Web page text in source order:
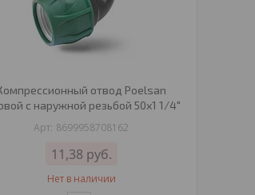
отвод Poelsan
с наружной резьбой 50х1 1/4"
8699958708162
11,38 руб.
Нет в наличии